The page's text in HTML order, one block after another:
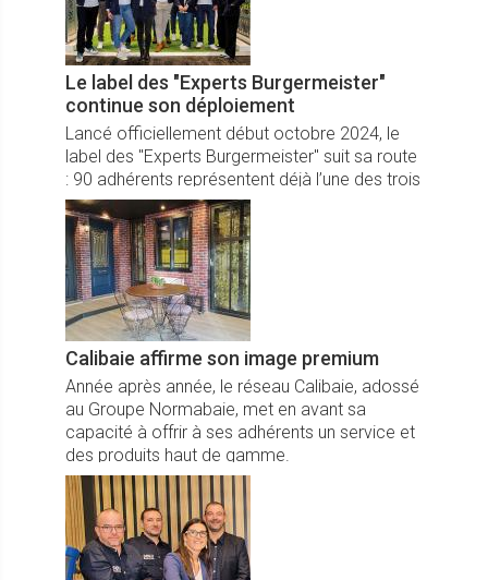
Le label des "Experts Burgermeister"
continue son déploiement
Lancé officiellement début octobre 2024, le
label des "Experts Burgermeister" suit sa route
: 90 adhérents représentent déjà l’une des trois
marques de Burgermeister en France.
Calibaie affirme son image premium
Année après année, le réseau Calibaie, adossé
au Groupe Normabaie, met en avant sa
capacité à offrir à ses adhérents un service et
des produits haut de gamme.